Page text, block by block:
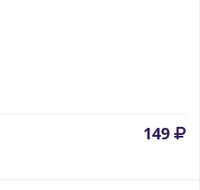
149